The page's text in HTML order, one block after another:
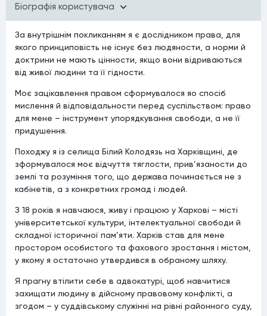
Бiографiя користувача
За внутрішнім покликанням я є дослідником права, для
якого принциповість не існує без людяности, а норми й
доктрини не мають цінности, якщо вони відриваються
від живої людини та її гідности.
Моє зацікавлення правом сформувалося яо спосіб
мислення й відповідальности перед суспільством: право
для мене – інструмент упорядкування свободи, а не її
придушення.
Походжу я із селища Білий Колодязь на Харківщині, де
зформувалося моє відчуття тяглости, прив’язаности до
землі та розуміння того, що держава починається не з
кабінетів, а з конкретних громад і людей.
З 18 років я навчаюся, живу і працюю у Харкові – місті
університетської культури, інтелектуальної свободи й
складної історичної пам’яти. Харків став для мене
простором особистого та фахового зростання і містом,
у якому я остаточно утвердився в обраному шляху.
Я прагну втілити себе в адвокатурі, щоб навчитися
захищати людину в дійсному правовому конфлікті, а
згодом – у суддівському служінні на рівні районного суду,